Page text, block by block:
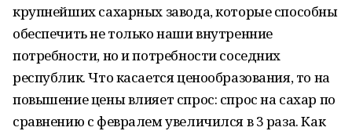
крупнейших сахарных завода, которые способны
обеспечить не только наши внутренние
потребности, но и потребности соседних
республик. Что касается ценообразования, то на
повышение цены влияет спрос: спрос на сахар по
сравнению с февралем увеличился в 3 раза. Как